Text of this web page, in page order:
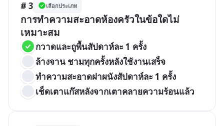
# 3 เลือกประเภท
การทำความสะอาดห้องครัวในข้อใดไม่
เหมาะสม
กวาดและถูพื้นสัปดาห์ละ 1 ครั้ง
ล้างจาน ชามทุกครั้งหลังใช้งานเสร็จ
ทำความสะอาดฝาผนังสัปดาห์ละ 1 ครั้ง
เช็ดเตาแก๊สหลังจากเตาคลายความร้อนแล้ว